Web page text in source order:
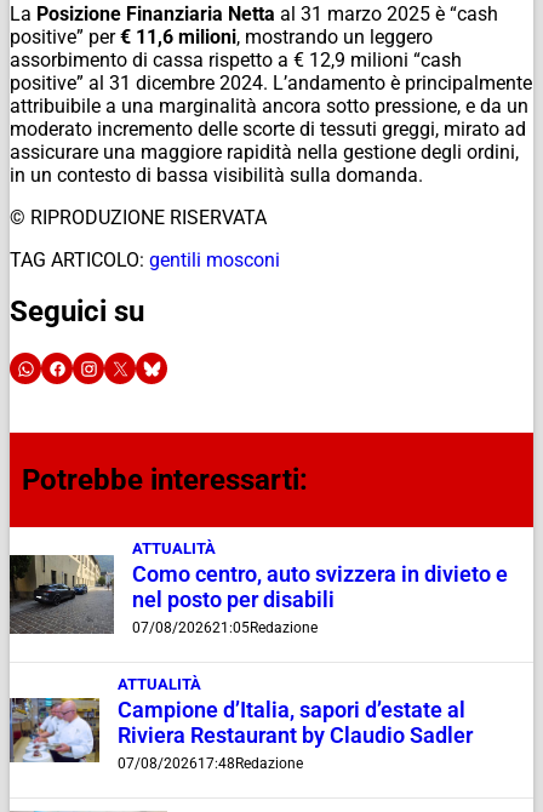
La Posizione Finanziaria Netta al 31 marzo 2025 è “cash
positive” per€ 11,6 milioni, mostrando un leggero
assorbimento di cassa rispetto a € 12,9 milioni “cash
positive” al 31 dicembre 2024. L’andamento è principalmente
attribuibile a una marginalità ancora sotto pressione, e da un
moderato incremento delle scorte di tessuti greggi, mirato ad
assicurare una maggiore rapidità nella gestione degli ordini,
in un contesto di bassa visibilità sulla domanda.
© RIPRODUZIONE RISERVATA
TAG ARTICOLO: gentili mosconi
Seguici su
Potrebbe interessarti:
ATTUALITÀ
Como centro, auto svizzera in divieto e
nel posto per disabili
07/08/202621:05Redazione
ATTUALITÀ
Campione d’Italia, sapori d’estate al
Riviera Restaurant by Claudio Sadler
07/08/202617:48 Redazione